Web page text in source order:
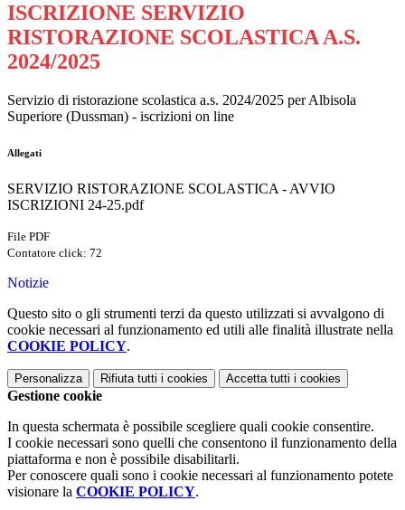
ISCRIZIONE SERVIZIO
RISTORAZIONE SCOLASTICA A.S.
2024/2025
Servizio di ristorazione scolastica a.s. 2024/2025 per Albisola
Superiore (Dussman) - iscrizioni on line
Allegati
SERVIZIO RISTORAZIONE SCOLASTICA - AVVIO
ISCRIZIONI 24-25.pdf
File PDF
Contatore click: 72
Notizie
Questo sito o gli strumenti terzi da questo utilizzati si avvalgono di
cookie necessari al funzionamento ed utili alle finalità illustrate nella
COOKIE POLICY.
Personalizza Rifiuta tutti i cookies Accetta tutti i cookies
Gestione cookie
In questa schermata è possibile scegliere quali cookie consentire.
I cookie necessari sono quelli che consentono il funzionamento della
piattaforma e non è possibile disabilitarli.
Per conoscere quali sono i cookie necessari al funzionamento potete
visionare la COOKIE POLICY.